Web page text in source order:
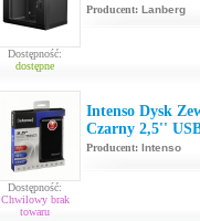
Dostępność:
dostępne
Producent: Lanberg
Dostępność:
Chwilowy brak
towaru
Intenso Dysk
Czarny 2,5''
Producent: Intenso